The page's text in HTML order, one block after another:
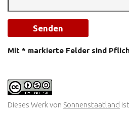
Mit * markierte Felder sind
Dieses Werk von Sonnenstaatland